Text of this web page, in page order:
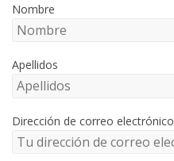
Nombre
Apellidos
Dirección de correo